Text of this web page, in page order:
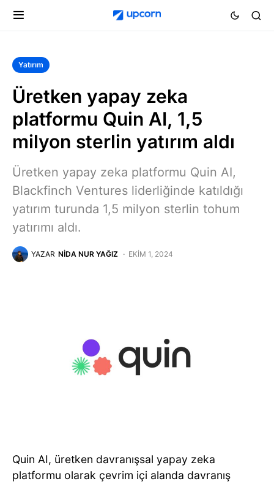
Yatırım
Üretken yapay zeka
platformu Quin AI, 1,5
milyon sterlin yatırım aldı
Üretken yapay zeka platformu Quin AI,
Blackfinch Ventures liderliğinde katıldığı
yatırım turunda 1,5 milyon sterlin tohum
yatırımı aldı.
YAZAR NIDA NUR YAĞIZ EKIM 1, 2024
Quin AI, üretken davranışsal yapay zeka
platformu olarak çevrim içi alanda davranış